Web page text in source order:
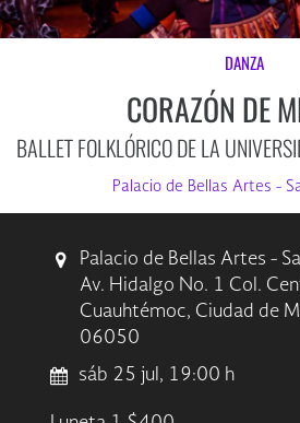
DANZA
CORAZÓN DE
BALLET FOLKLÓRICO DE LA
Palacio de Bellas Artes -
Palacio de Bellas Artes -
Av. Hidalgo No. 1 Col.
Cuauhtémoc, Ciudad de
06050
sáb 25 jul, 19:00 h